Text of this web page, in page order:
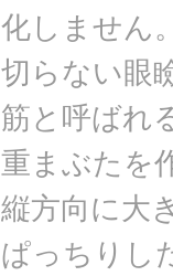
化しません
切らない眼
筋と呼ばれ
重まぶたを
縦方向に大
ぱっちりし